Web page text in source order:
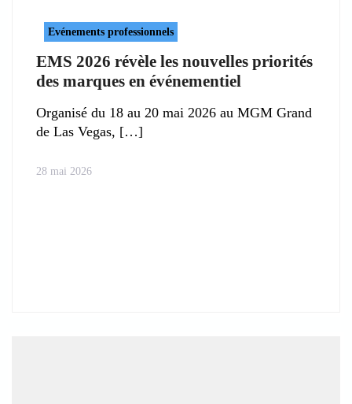
Evénements professionnels
EMS 2026 révèle les nouvelles priorités
des marques en événementiel
Organisé du 18 au 20 mai 2026 au MGM Grand
de Las Vegas,
28 mai 2026